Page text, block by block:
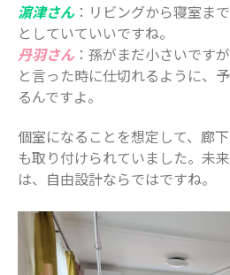
濵津さん：リビングから寝室ま
としていていいですね。
丹羽さん ：孫がまだ小さいです
と言った時に仕切れるように、
るんですよ。
個室になることを想定して、廊
も取り付けられていました。未
は、自由設計ならではですね。